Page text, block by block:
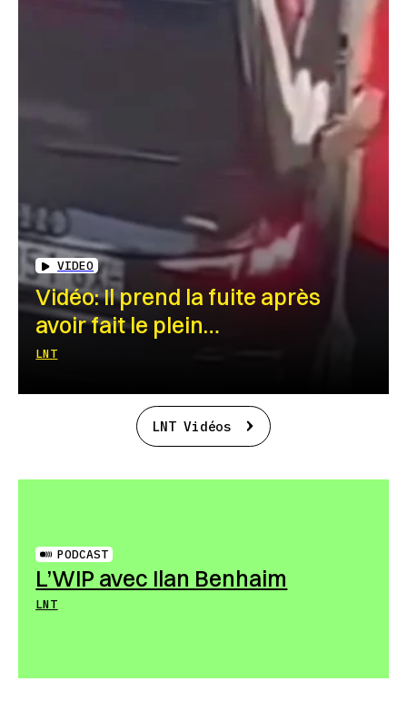
VIDEO
Vidéo: Il prend la fuite après
avoir fait le plein…
LNT
LNT Vidéos
PODCAST
L’WIP avec Ilan Benhaim
LNT